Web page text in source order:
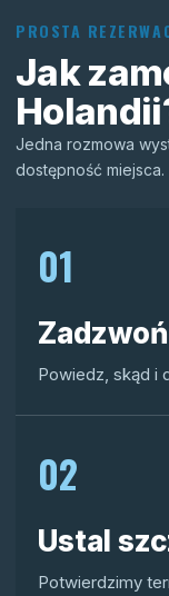
PROSTA
Jak
Jedna rozmowa
dostępność miejsca.
01
Zadzwoń
Powiedz, skąd i
02
Ustal
Potwierdzimy